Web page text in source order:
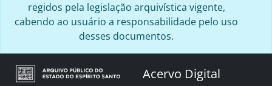
regidos pela legislação arquivística vigente,
cabendo ao usuário a responsabilidade pelo uso
desses documentos.
Acervo Digital